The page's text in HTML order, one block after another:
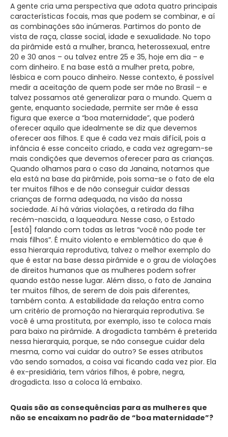
A gente cria uma perspectiva que adota quatro principais
características focais, mas que podem se combinar, e aí
as combinações são inúmeras. Partimos do ponto de
vista de raça, classe social, idade e sexualidade. No topo
da pirâmide está a mulher, branca, heterossexual, entre
20 e 30 anos – ou talvez entre 25 e 35, hoje em dia – e
com dinheiro. E na base está a mulher preta, pobre,
lésbica e com pouco dinheiro. Nesse contexto, é possível
medir a aceitação de quem pode ser mãe no Brasil – e
talvez possamos até generalizar para o mundo. Quem a
gente, enquanto sociedade, permite ser mãe é essa
figura que exerce a “boa maternidade”, que poderá
oferecer aquilo que idealmente se diz que devemos
oferecer aos filhos. E que é cada vez mais difícil, pois a
infância é esse conceito criado, e cada vez agregam-se
mais condições que devemos oferecer para as crianças.
Quando olhamos para o caso da Janaina, notamos que
ela está na base da pirâmide, pois soma-se o fato de ela
ter muitos filhos e de não conseguir cuidar dessas
crianças de forma adequada, na visão da nossa
sociedade. Aí há várias violações, a retirada da filha
recém-nascida, a laqueadura. Nesse caso, o Estado
[está] falando com todas as letras “você não pode ter
mais filhos”. É muito violento e emblemático do que é
essa hierarquia reprodutiva, talvez o melhor exemplo do
que é estar na base dessa pirâmide e o grau de violações
de direitos humanos que as mulheres podem sofrer
quando estão nesse lugar. Além disso, o fato de Janaina
ter muitos filhos, de serem de dois pais diferentes,
também conta. A estabilidade da relação entra como
um critério de promoção na hierarquia reprodutiva. Se
você é uma prostituta, por exemplo, isso te coloca mais
para baixo na pirâmide. A drogadicta também é preterida
nessa hierarquia, porque, se não consegue cuidar dela
mesma, como vai cuidar do outro? Se esses atributos
vão sendo somados, a coisa vai ficando cada vez pior. Ela
é ex-presidiária, tem vários filhos, é pobre, negra,
drogadicta. Isso a coloca lá embaixo.
Quais são as consequências para as mulheres que
não se encaixam no padrão de “boa maternidade”?